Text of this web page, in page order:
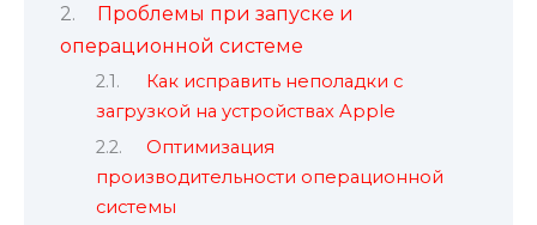
Проблемы при запуске и
операционной системе
Как исправить неполадки с
загрузкой на устройствах Apple
Оптимизация
производительности операционной
системы